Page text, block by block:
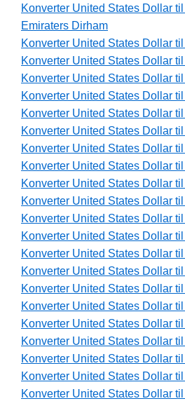
Konverter United States Dollar
Emiraters Dirham
Konverter United States Dollar
Konverter United States Dollar
Konverter United States Dollar
Konverter United States Dollar
Konverter United States Dollar
Konverter United States Dollar
Konverter United States Dollar
Konverter United States Dollar
Konverter United States Dollar
Konverter United States Dollar
Konverter United States Dollar
Konverter United States Dollar
Konverter United States Dollar
Konverter United States Dollar
Konverter United States Dollar
Konverter United States Dollar til
Konverter United States Dollar
Konverter United States Dollar
Konverter United States Dollar
Konverter United States Dollar
Konverter United States Dollar